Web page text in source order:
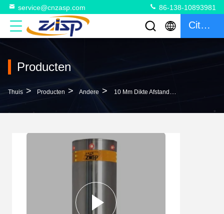
service@cnzasp.com 86-138-10893981
Citaat
Producten
Thuis > Producten > Andere > 10 Mm Dikte Afstandsbediening Automatische Parkeerplaats Automatische Hydraulische Bollarden